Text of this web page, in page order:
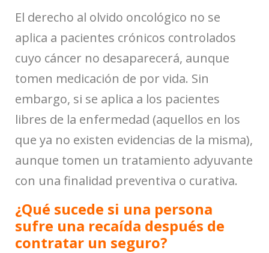
El derecho al olvido oncológico no se
aplica a pacientes crónicos controlados
cuyo cáncer no desaparecerá, aunque
tomen medicación de por vida. Sin
embargo, si se aplica a los pacientes
libres de la enfermedad (aquellos en los
que ya no existen evidencias de la misma),
aunque tomen un tratamiento adyuvante
con una finalidad preventiva o curativa.
¿Qué sucede si una persona
sufre una recaída después de
contratar un seguro?